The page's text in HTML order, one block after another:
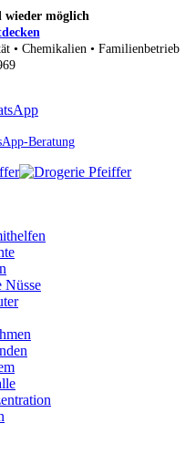
wieder möglich
• Chemikalien • Familienbetrieb
Beratung
Nüsse